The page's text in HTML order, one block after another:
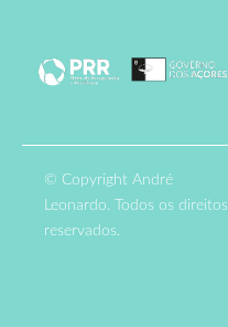
© Copyright André
Leonardo. Todos os direitos
reservados.